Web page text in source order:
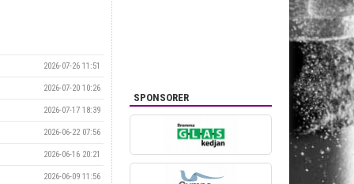
2026-07-26 11:51
2026-07-20 10:26
2026-07-17 18:39
2026-06-22 07:56
2026-06-16 20:21
2026-06-09 11:56
SPONSORER